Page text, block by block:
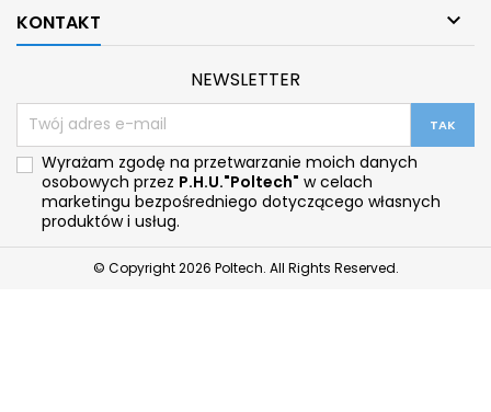
KONTAKT 
NEWSLETTER
Wyrażam zgodę na przetwarzanie moich danych
osobowych przez P.H.U."Poltech" w celach
marketingu bezpośredniego dotyczącego własnych
produktów i usług.
© Copyright 2026 Poltech. All Rights Reserved.